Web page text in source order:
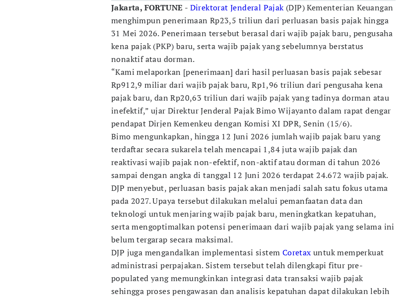
Jakarta, FORTUNE - Direktorat Jenderal Pajak(DJP) Kementerian Keuangan
menghimpun penerimaan Rp23,5 triliun dari perluasan basis pajak hingga
31 Mei 2026. Penerimaan tersebut berasal dari wajib pajak baru, pengusaha
kena pajak (PKP) baru, serta wajib pajak yang sebelumnya berstatus
nonaktif atau dorman.
“Kami melaporkan [penerimaan] dari hasil perluasan basis pajak sebesar
Rp912,9 miliar dari wajib pajak baru, Rp1,96 triliun dari pengusaha kena
pajak baru, dan Rp20,63 triliun dari wajib pajak yang tadinya dorman atau
inefektif,” ujar Direktur Jenderal Pajak Bimo Wijayanto dalam rapat dengar
pendapat Dirjen Kemenkeu dengan Komisi XI DPR, Senin (15/6).
Bimo mengunkapkan, hingga 12 Juni 2026 jumlah wajib pajak baru yang
terdaftar secara sukarela telah mencapai 1,84 juta wajib pajak dan
reaktivasi wajib pajak non-efektif, non-aktif atau dorman di tahun 2026
sampai dengan angka di tanggal 12 Juni 2026 terdapat 24.672 wajib pajak.
DJP menyebut, perluasan basis pajak akan menjadi salah satu fokus utama
pada 2027. Upaya tersebut dilakukan melalui pemanfaatan data dan
teknologi untuk menjaring wajib pajak baru, meningkatkan kepatuhan,
serta mengoptimalkan potensi penerimaan dari wajib pajak yang selama ini
belum tergarap secara maksimal.
DJP juga mengandalkan implementasi sistem Coretax untuk memperkuat
administrasi perpajakan. Sistem tersebut telah dilengkapi fitur pre-
populated yang memungkinkan integrasi data transaksi wajib pajak
sehingga proses pengawasan dan analisis kepatuhan dapat dilakukan lebih